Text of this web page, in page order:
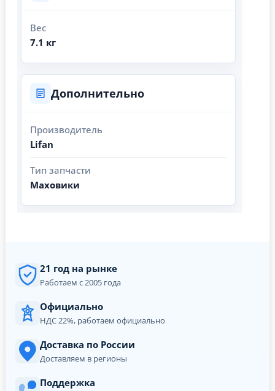
Вес
7.1 кг
Дополнительно
Производитель
Lifan
Тип запчасти
Маховики
21 год на рынке
Работаем с 2005 года
Официально
НДС 22%, работаем официально
Доставка по России
Доставляем в регионы
Поддержка